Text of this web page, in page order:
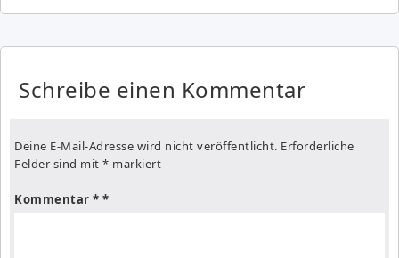
Schreibe einen Kommentar
Deine E-Mail-Adresse wird nicht veröffentlicht. Erforderliche
Felder sind mit * markiert
Kommentar *